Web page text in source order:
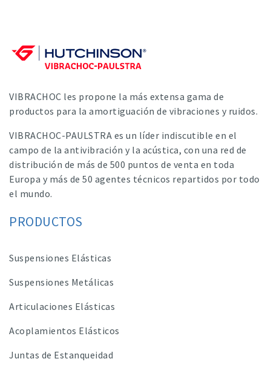
VIBRACHOC les propone la más extensa gama de
productos para la amortiguación de vibraciones y ruidos.
VIBRACHOC-PAULSTRA es un líder indiscutible en el
campo de la antivibración y la acústica, con una red de
distribución de más de 500 puntos de venta en toda
Europa y más de 50 agentes técnicos repartidos por todo
el mundo.
PRODUCTOS
Suspensiones Elásticas
Suspensiones Metálicas
Articulaciones Elásticas
Acoplamientos Elásticos
Juntas de Estanqueidad